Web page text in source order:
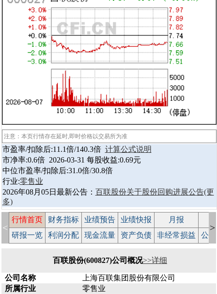
注意：本页行情存在延时,即时价格以交易所为准
市盈率/扣除后:11.1倍/140.3倍 计算公式说明
市净率:0.6倍 2026-03-31 每股收益:0.69元
中位市盈率/扣除后:31.0倍/30.8倍
行业:零售业
2026年08月05日最新公告： 百联股份关于股份回购进展公告(更
多)
<
行情首页 财务指标 业绩预告 业绩快报 月报
研报一览
利润分配 现金流量 资产负债 非经常损益 公
>
百联股份(600827)公司概况>>详细
公司名称
上海百联集团股份有限公司
所属行业
零售业